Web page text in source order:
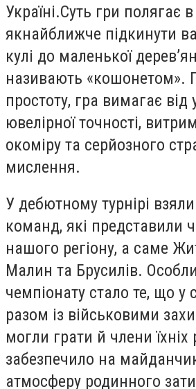
Україні.Суть гри полягає
якнайближче підкинути
кулі до маленької
називають «кошонетом».
простоту, гра вимагає від
ювелірної точності,
окоміру та серйозного
мислення.
У дебютному турнірі взяли
команд, які представили
нашого регіону, а саме
Малин та Брусилів.
чемпіонату стало те, що у
разом із військовими
могли грати й члени
забезпечило на
атмосферу родинного